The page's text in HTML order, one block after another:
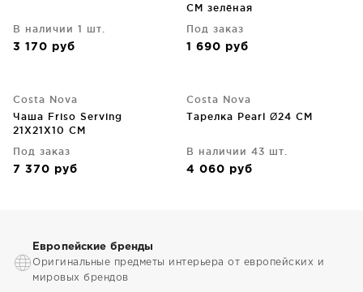
В наличии 1 шт.
3 170 руб
CM зелёная
Под заказ
1 690 руб
Costa Nova
Чаша Friso Serving
21X21X10 CM
Под заказ
7 370 руб
Costa Nova
Тарелка Pearl Ø24 CM
В наличии 43 шт.
4 060 руб
Европейские бренды
Оригинальные предметы интерьера от европейских и
мировых брендов